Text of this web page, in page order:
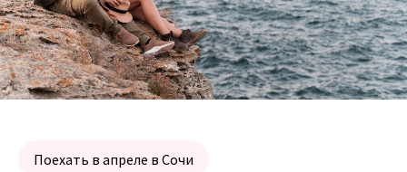
Поехать в апреле в Сочи